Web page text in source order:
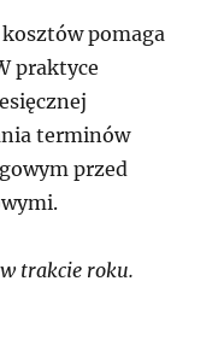
pomaga
praktyce
terminów
przed
trakcie roku.